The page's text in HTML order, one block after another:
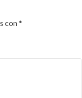
con*